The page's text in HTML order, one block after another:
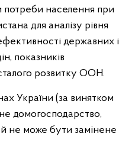
потреби населення при
для аналізу рівня
державних і
показників
розвитку ООН.
України (за винятком
домогосподарство,
не може бути замінене